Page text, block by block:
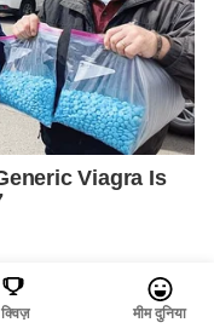
क्विज़ मीम दुनिया